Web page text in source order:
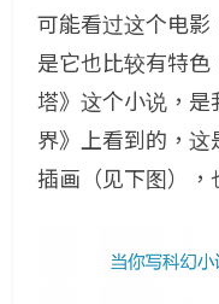
可能看过这个电影
是它也比较有特
塔》这个小说，是
界》上看到的，这
插画（见下图），